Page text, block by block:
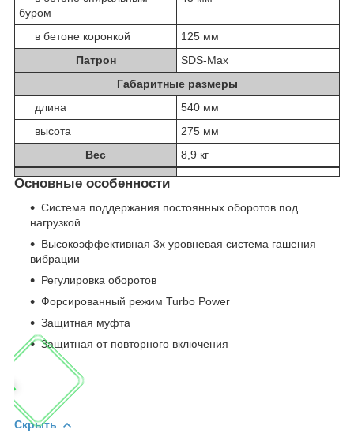
буром
в бетоне коронкой
125 мм
Патрон
SDS-Max
Габаритные размеры
длина
540 мм
высота
275 мм
Вес
8,9 кг
Основные особенности
Система поддержания постоянных оборотов под
нагрузкой
Высокоэффективная 3х уровневая система гашения
вибрации
Регулировка оборотов
Форсированный режим Turbo Power
Защитная муфта
Защитная от повторного включения
Скрыть